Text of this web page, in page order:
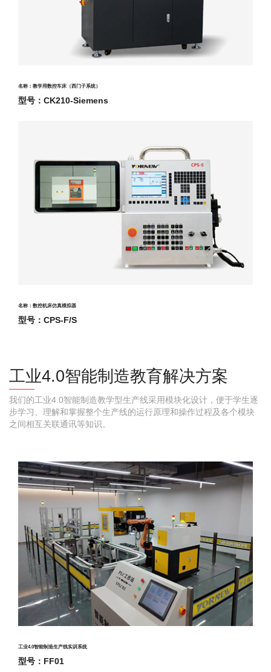
名称：教学用数控车床（西门子系统）
型号：CK210-Siemens
名称：数控机床仿真模拟器
型号：CPS-F/S
工业4.0智能制造教育解决方案
我们的工业4.0智能制造教学型生产线采用模块化设计，便于学生逐
步学习、理解和掌握整个生产线的运行原理和操作过程及各个模块
之间相互关联通讯等知识。
工业4.0智能制造生产线实训系统
型号：FF01